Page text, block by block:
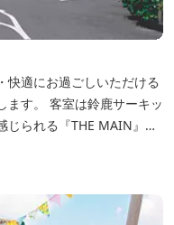
快適にお過ごしいただける
ます。 客室は鈴鹿サーキッ
じられる『THE MAIN』を
ベビーにやさしいこだわ
」「コチラファミリールー
しています。 また、お子